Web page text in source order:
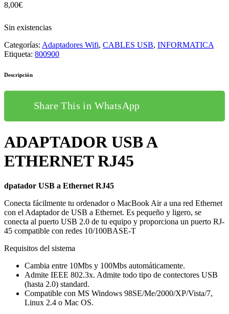
8,00€
Sin existencias
Categorías: Adaptadores Wifi, CABLES USB, INFORMATICA
Etiqueta: 800900
Descripción
Share This in WhatsApp
ADAPTADOR USB A
ETHERNET RJ45
dpatador USB a Ethernet RJ45
Conecta fácilmente tu ordenador o MacBook Air a una red Ethernet
con el Adaptador de USB a Ethernet. Es pequeño y ligero, se
conecta al puerto USB 2.0 de tu equipo y proporciona un puerto RJ-
45 compatible con redes 10/100BASE-T
Requisitos del sistema
Cambia entre 10Mbs y 100Mbs automáticamente.
Admite IEEE 802.3x. Admite todo tipo de contectores USB
(hasta 2.0) standard.
Compatible con MS Windows 98SE/Me/2000/XP/Vista/7,
Linux 2.4 o Mac OS.